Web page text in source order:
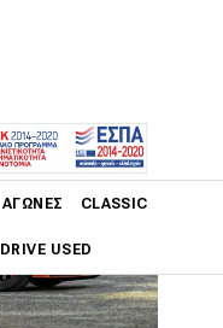
ΑΓΏΝΕΣ CLASSIC
DRIVE USED